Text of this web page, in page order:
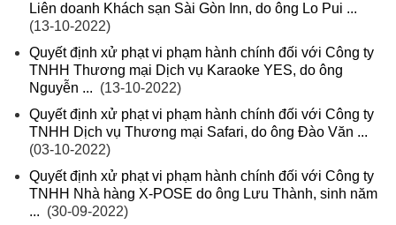
Liên doanh Khách sạn Sài Gòn Inn, do ông Lo Pui ...
(13-10-2022)
Quyết định xử phạt vi phạm hành chính đối với Công ty
TNHH Thương mại Dịch vụ Karaoke YES, do ông
Nguyễn ... (13-10-2022)
Quyết định xử phạt vi phạm hành chính đối với Công ty
TNHH Dịch vụ Thương mại Safari, do ông Đào Văn ...
(03-10-2022)
Quyết định xử phạt vi phạm hành chính đối với Công ty
TNHH Nhà hàng X-POSE do ông Lưu Thành, sinh năm
... (30-09-2022)